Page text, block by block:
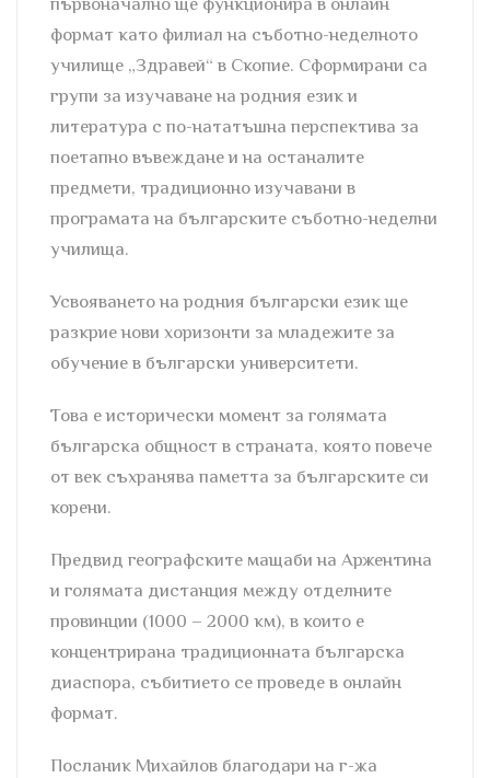
формат като филиал на съботно-неделното
училище „Здравей“ в Скопие. Сформирани са
групи за изучаване на родния език и
литература с по-нататъшна перспектива за
поетапно въвеждане и на останалите
предмети, традиционно изучавани в
програмата на българските съботно-неделни
училища.
Усвояването на родния български език ще
разкрие нови хоризонти за младежите за
обучение в български университети.
Това е исторически момент за голямата
българска общност в страната, която повече
от век съхранява паметта за българските си
корени.
Предвид географските мащаби на Аржентина
и голямата дистанция между отделните
провинции (1000 – 2000 км), в които е
концентрирана традиционната българска
диаспора, събитието се проведе в онлайн
формат.
Посланик Михайлов благодари на г-жа